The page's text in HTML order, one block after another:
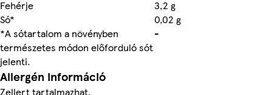
Fehérje
3,2 g
Só*
0,02 g
*A sótartalom a növényben
természetes módon előforduló sót
jelenti.
-
Allergén információ
Zellert tartalmazhat.